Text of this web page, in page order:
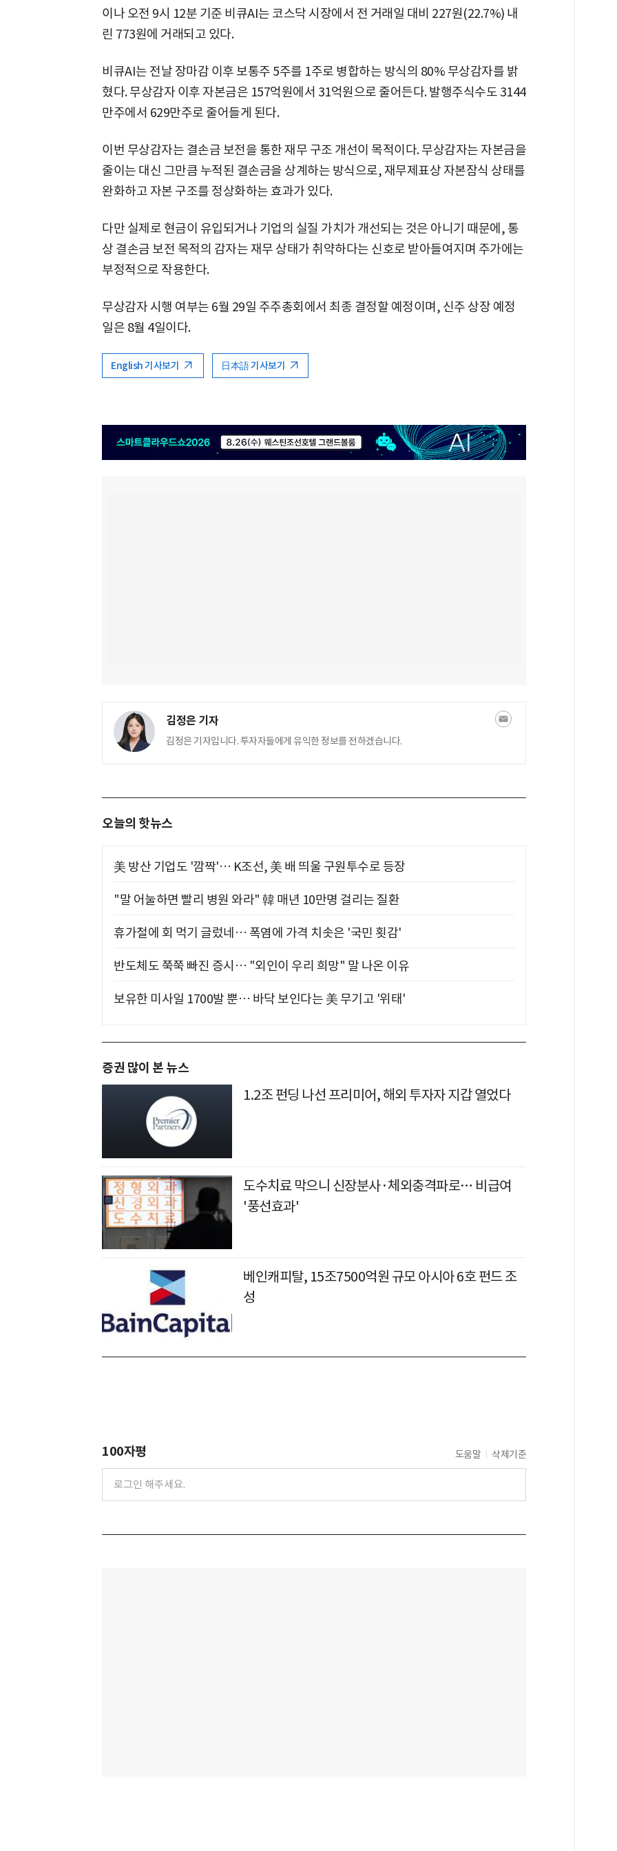
이나 오전 9시 12분 기준 비큐AI는 코스닥 시장에서 전 거래일 대비 227원(22.7%) 내
린 773원에 거래되고 있다.
비큐AI는 전날 장마감 이후 보통주 5주를 1주로 병합하는 방식의 80% 무상감자를 밝
혔다. 무상감자 이후 자본금은 157억원에서 31억원으로 줄어든다. 발행주식수도 3144
만주에서 629만주로 줄어들게 된다.
이번 무상감자는 결손금 보전을 통한 재무 구조 개선이 목적이다. 무상감자는 자본금을
줄이는 대신 그만큼 누적된 결손금을 상계하는 방식으로, 재무제표상 자본잠식 상태를
완화하고 자본 구조를 정상화하는 효과가 있다.
다만 실제로 현금이 유입되거나 기업의 실질 가치가 개선되는 것은 아니기 때문에, 통
상 결손금 보전 목적의 감자는 재무 상태가 취약하다는 신호로 받아들여지며 주가에는
부정적으로 작용한다.
무상감자 시행 여부는 6월 29일 주주총회에서 최종 결정할 예정이며, 신주 상장 예정
일은 8월 4일이다.
English 기사보기 日本語 기사보기
김정은 기자
김정은 기자입니다. 투자자들에게 유익한 정보를 전하겠습니다.
오늘의 핫뉴스
美 방산 기업도 '깜짝'… K조선, 美 배 띄울 구원투수로 등장
"말 어눌하면 빨리 병원 와라" 韓 매년 10만명 걸리는 질환
휴가철에 회 먹기 글렀네… 폭염에 가격 치솟은 '국민 횟감'
반도체도 쭉쭉 빠진 증시… "외인이 우리 희망" 말 나온 이유
보유한 미사일 1700발 뿐… 바닥 보인다는 美 무기고 '위태'
증권 많이 본 뉴스
1.2조 펀딩 나선 프리미어, 해외 투자자 지갑 열었다
도수치료 막으니 신장분사·체외충격파로… 비급여
'풍선효과'
베인캐피탈, 15조7500억원 규모 아시아 6호 펀드 조
성
100자평 도움말 삭제기준